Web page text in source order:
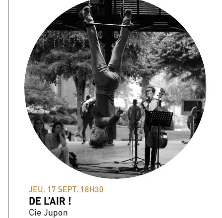
JEU. 17 SEPT. 18H30
DE L’AIR !
Cie Jupon